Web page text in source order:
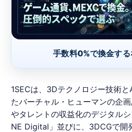
手数料0%で換金す
1SECは、3Dテクノロジー技術
たバーチャル・ヒューマンの企
やタレントの収益化のデジタル
NE Digital」並びに、3DCGで開